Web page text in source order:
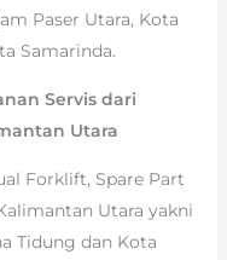
Paser Utara, Kota
Samarinda.
Servis dari
Utara
Forklift, Spare Part
Utara yakni
Tidung dan Kota